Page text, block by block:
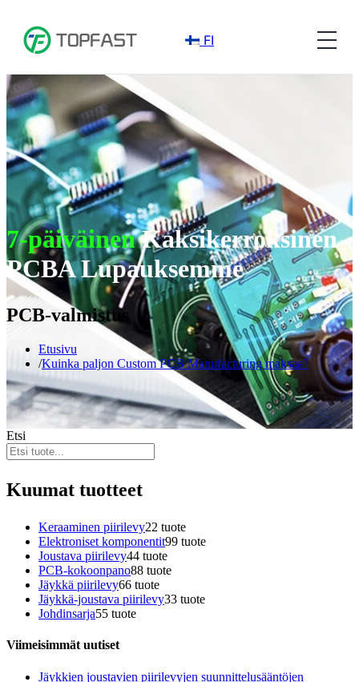
FI
7-päiväinenKaksikerroksinen
PCBA Lupauksemme
PCB-valmistus
Etusivu
Kuinka paljon Custom PCB Manufacturing maksaa?
Etsi
Kuumat tuotteet
Keraaminen piirilevy22 tuote
Elektroniset komponentit99 tuote
Joustava piirilevy44 tuote
PCB-kokoonpano88 tuote
Jäykkä piirilevy66 tuote
Jäykkä-joustava piirilevy33 tuote
Johdinsarja55 tuote
Viimeisimmät uutiset
Jäykkien joustavien piirilevyjen suunnittelusääntöjen